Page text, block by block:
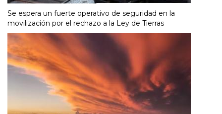
Se espera un fuerte operativo de seguridad en la
movilización por el rechazo a la Ley de Tierras